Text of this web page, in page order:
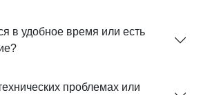
в удобное время или есть
проблемах или